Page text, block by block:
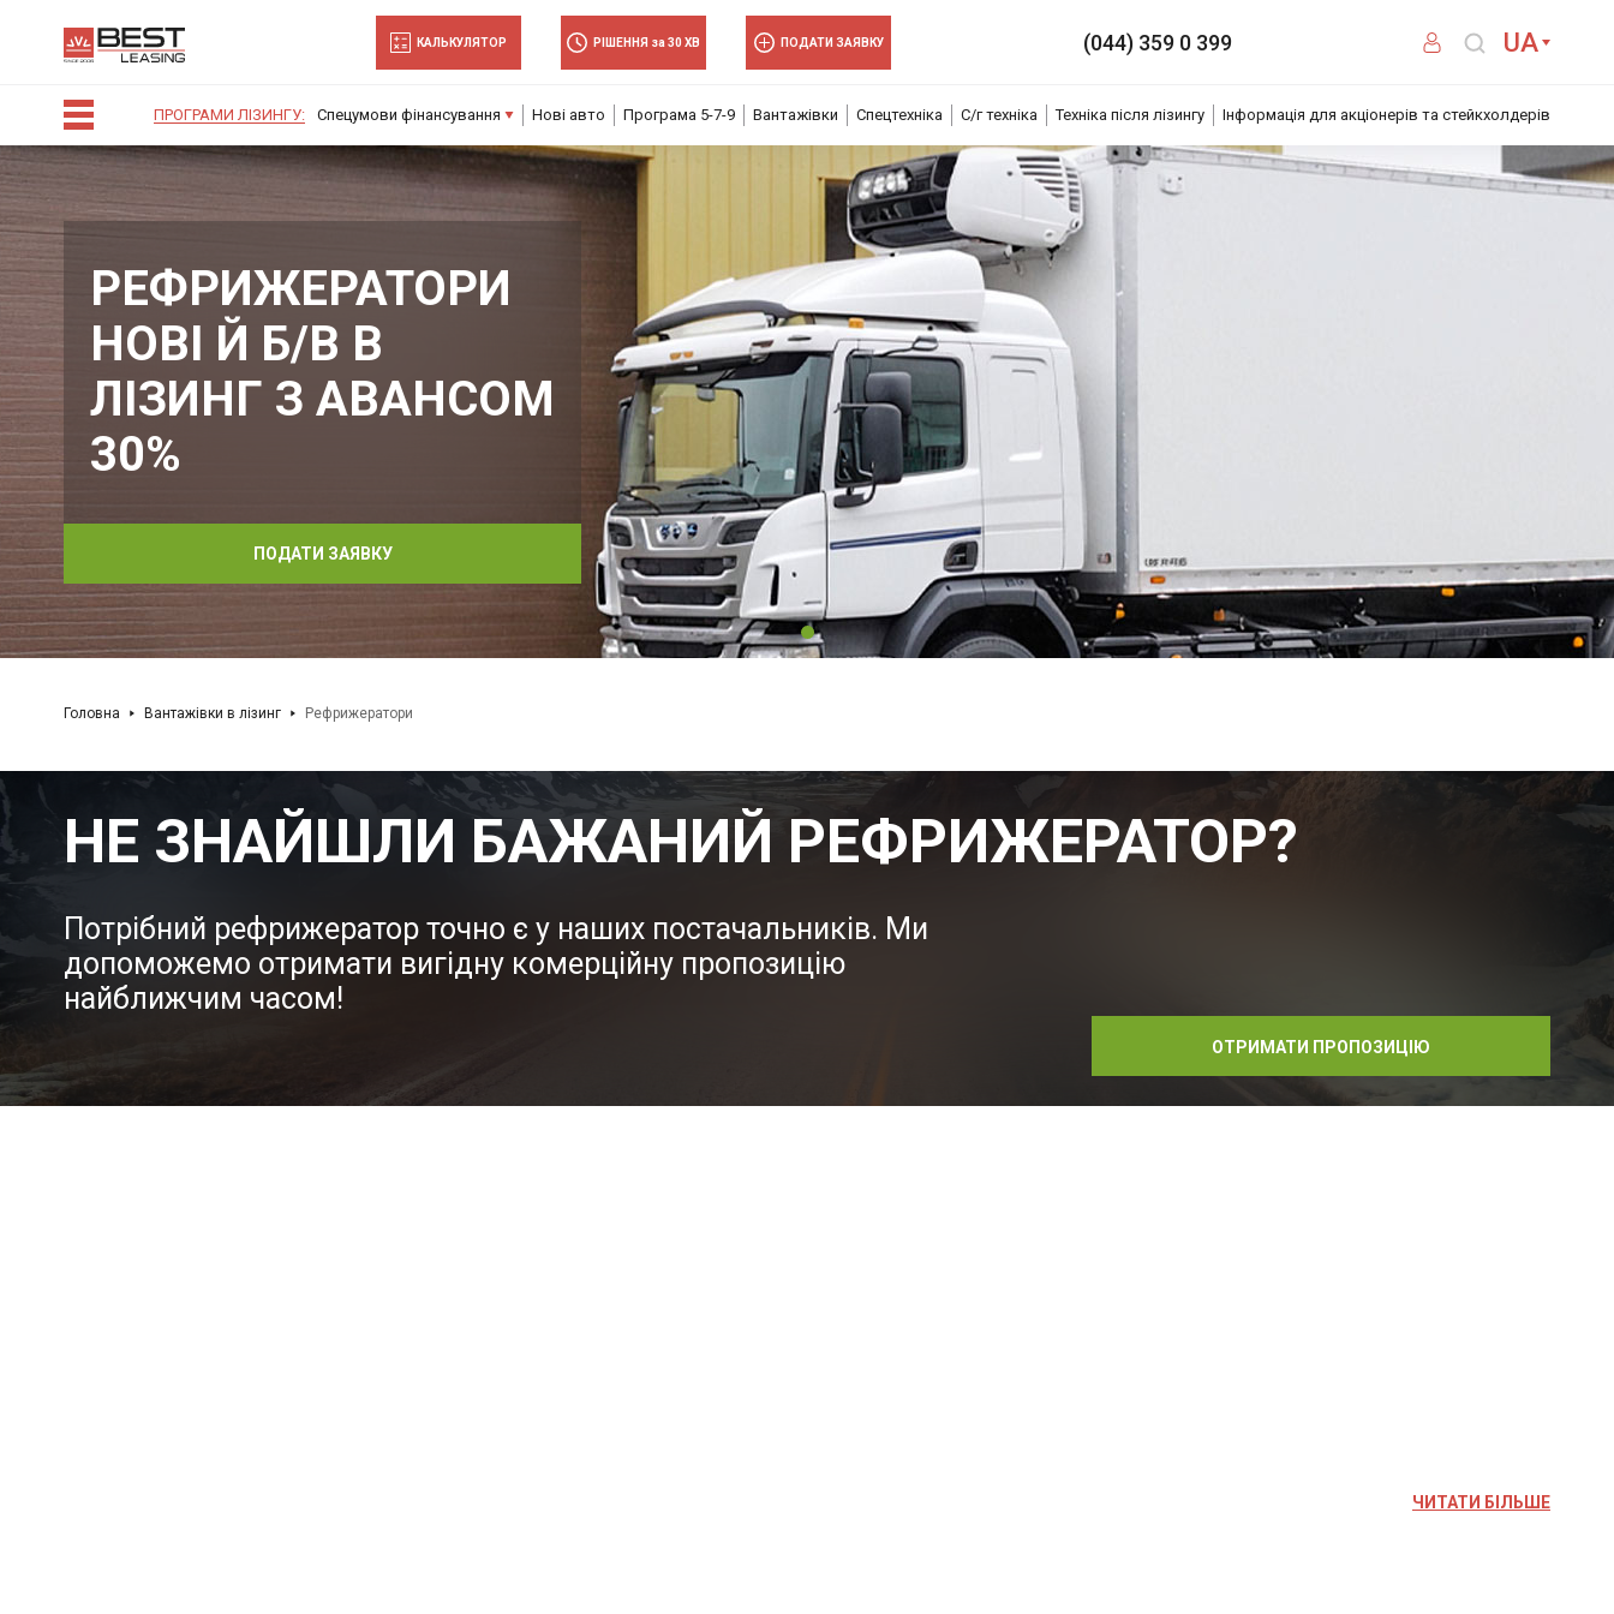
КАЛЬКУЛЯТОР РІШЕННЯ за 30 ХВ ПОДАТИ ЗАЯВКУ (044) 359 0 399 UA
ПРОГРАМИ ЛІЗИНГУ: Спецумови фінансування Нові авто Програма 5-7-9 Вантажівки Спецтехніка С/г техніка Техніка після лізингу Інформація для акціонерів та стейкхолдерів
РЕФРИЖЕРАТОРИ
НОВІ Й Б/В В
ЛІЗИНГ З АВАНСОМ
30%
ПОДАТИ ЗАЯВКУ
Головна Вантажівки в лізинг Рефрижератори
НЕ ЗНАЙШЛИ БАЖАНИЙ РЕФРИЖЕРАТОР?
Потрібний рефрижератор точно є у наших постачальників. Ми
допоможемо отримати вигідну комерційну пропозицію
найближчим часом!
ОТРИМАТИ ПРОПОЗИЦІЮ
ЧИТАТИ БІЛЬШЕ